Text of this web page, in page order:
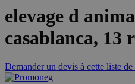
elevage d
casablanca, 13
Demander un devis à cette liste